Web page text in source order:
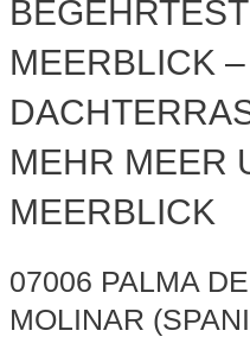
MEERBLICK –
MEHR MEER
MEERBLICK
07006 PALMA
MOLINAR